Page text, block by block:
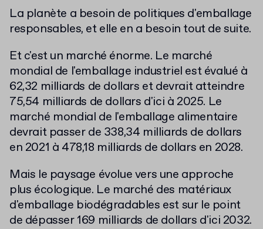
La planète a besoin de politiques d'emballage
responsables, et elle en a besoin tout de suite.
Et c'est un marché énorme. Le marché
mondial de l'emballage industriel est évalué à
62,32 milliards de dollars et devrait atteindre
75,54 milliards de dollars d'ici à 2025. Le
marché mondial de l'emballage alimentaire
devrait passer de 338,34 milliards de dollars
en 2021 à 478,18 milliards de dollars en 2028.
Mais le paysage évolue vers une approche
plus écologique. Le marché des matériaux
d'emballage biodégradables est sur le point
de dépasser 169 milliards de dollars d'ici 2032.